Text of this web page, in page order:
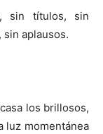
sin títulos, sin
aplausos.
los brillosos,
luz momentánea